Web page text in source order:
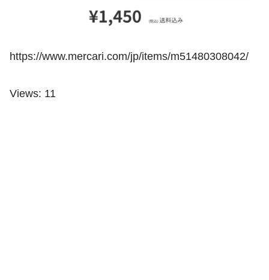
https://www.mercari.com/jp/items/m51480308042/
Views: 11